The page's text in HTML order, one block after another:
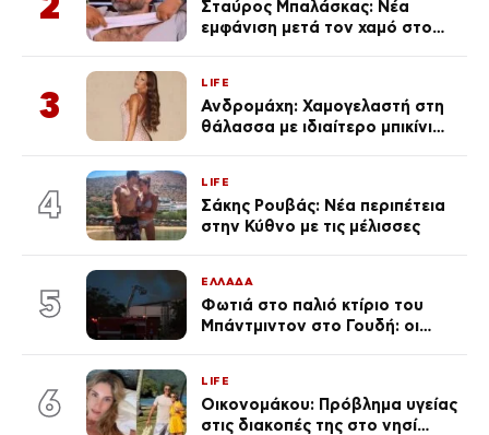
Σταύρος Μπαλάσκας: Νέα
εμφάνιση μετά τον χαμό στο
3
LIFE
Ανδρομάχη: Χαμογελαστή στη
θάλασσα με ιδιαίτερο μπικίνι
4
LIFE
Σάκης Ρουβάς: Νέα περιπέτεια
στην Κύθνο με τις μέλισσες
5
ΕΛΛΑΔΑ
Φωτιά στο παλιό κτίριο του
Μπάντμιντον στο Γουδή: οι
πλήθος ελλείψεων και σοβαρών
κενών»
6
LIFE
Οικονομάκου: Πρόβλημα υγείας
στις διακοπές της στο νησί